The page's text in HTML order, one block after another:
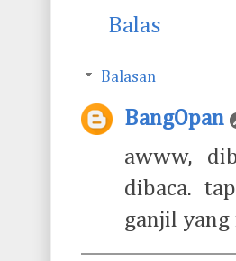
Balas
Balasan
BangOpan
awww,
dibaca.
ganjil